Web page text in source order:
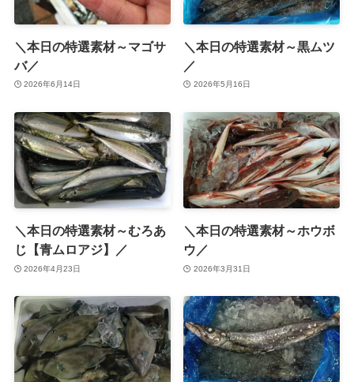
＼本日の特選素材～マゴサ
バ／
2026年6月14日
＼本日の特選素材～黒ムツ
／
2026年5月16日
＼本日の特選素材～むろあ
じ【青ムロアジ】／
2026年4月23日
＼本日の特選素材～ホウボ
ウ／
2026年3月31日